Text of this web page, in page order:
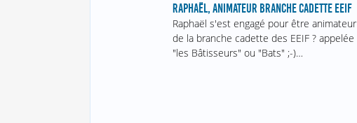
RAPHAËL, ANIMATEUR BRANCHE CADETTE EEIF
Raphaël s'est engagé pour être animateur
de la branche cadette des EEIF ? appelée
"les Bâtisseurs" ou "Bats" ;-)…